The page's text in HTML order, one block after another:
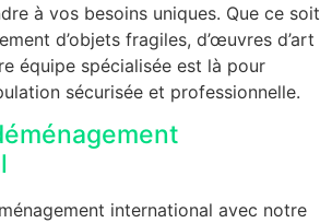
à vos besoins uniques. Que ce soit
d’objets fragiles, d’œuvres d’art
équipe spécialisée est là pour
sécurisée et professionnelle.
international avec notre